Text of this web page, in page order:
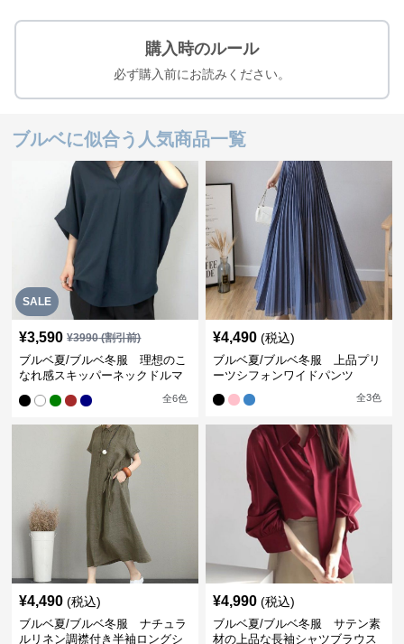
購入時のルール
必ず購入前にお読みください。
ブルベに似合う人気商品一覧
SALE
¥3,590 ¥3990(割引前)
ブルベ夏/ブルベ冬服 理想のこ
なれ感スキッパーネックドルマ
全6色
¥4,490 (税込)
ブルベ夏/ブルベ冬服 上品プリ
ーツシフォンワイドパンツ
全3色
¥4,490 (税込)
ブルベ夏/ブルベ冬服 ナチュラ
ルリネン調襟付き半袖ロングシ
¥4,990 (税込)
ブルベ夏/ブルベ冬服 サテン素
材の上品な長袖シャツブラウス